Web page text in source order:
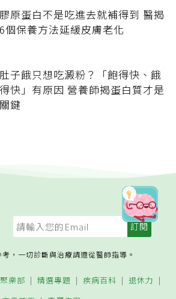
膠原蛋白不是吃進去就補得到 醫揭
6個保養方法延緩皮膚老化
肚子餓只想吃澱粉？「飽得快、餓
得快」有原因 營養師揭蛋白質才是
關鍵
，一切診斷與治療請遵從醫師指導。
樂部 精選專題 疾病百科
退休力